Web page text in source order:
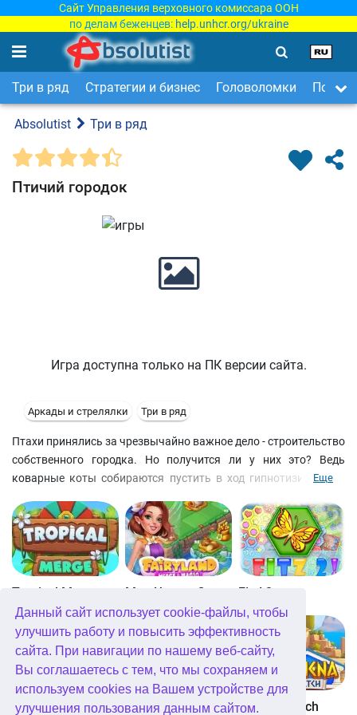
Данный сайт использует cookie-файлы, чтобы
улучшить работу и повысить эффективность
сайта. При навигации по нашему веб-сайту,
Вы соглашаетесь с тем, что мы сохраняем и
используем cookies на Вашем устройстве для
улучшения пользования данным сайтом.
Сайт Управления верховного комиссара ООН
по делам беженцев: help.unhcr.org/ukraine
Три в ряд Стратегии и бизнес Головоломки Поиск
Absolutist Три в ряд
Птичий городок
Игра доступна только на ПК версии сайта.
Аркады и стрелялки Три в ряд
Птахи принялись за чрезвычайно важное дело - строительство
собственного городка. Но получится ли у них это? Ведь
коварные коты собираются пустить в ход гипнотизирующее
заточить в клетки. Помогите птицам обмануть котов и
построить уютный городок.
Еще
Tropical Merge Fitz! 2
Fitz! Bubblez! Athena Match